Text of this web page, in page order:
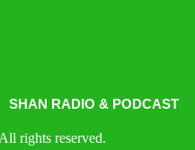
SHAN RADIO & PODCAST
rights reserved.